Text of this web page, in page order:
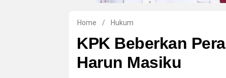
Home / Hukum
KPK Beberkan
Harun Masiku